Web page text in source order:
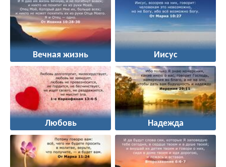
Вечная жизнь Иисус
Любовь Надежда